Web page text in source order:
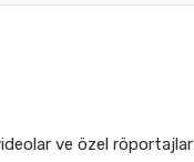
ve özel röportajlar